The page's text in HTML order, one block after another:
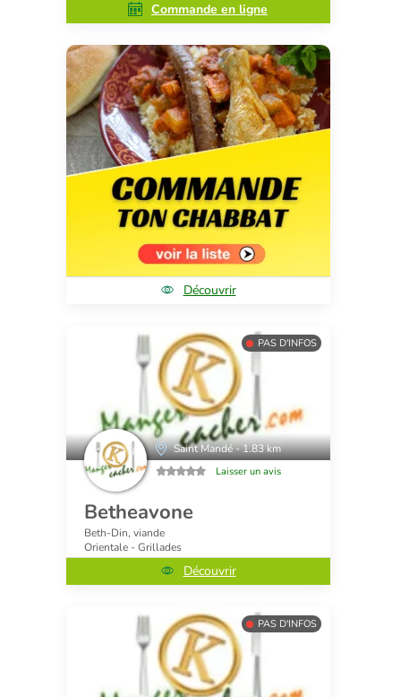
Commande en ligne
Découvrir
PAS D'INFOS
Saint Mandé - 1.83 km
Laisser un avis
Betheavone
Beth-Din, viande
Orientale - Grillades
Découvrir
PAS D'INFOS